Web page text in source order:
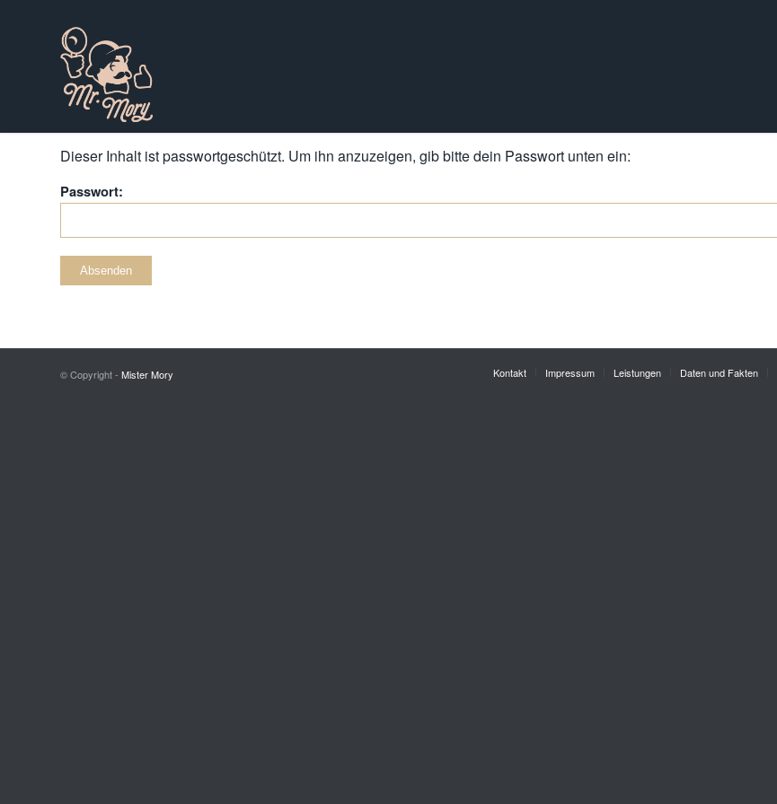
Dieser Inhalt ist passwortgeschützt. Um ihn anzuzeigen, gib bitte dein Passwort unten ein:
Passwort:
© Copyright - Mister Mory Kontakt Impressum Leistungen Daten und Fakten